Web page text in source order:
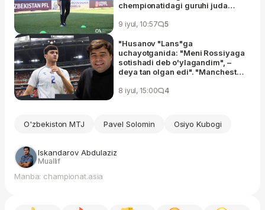
chempionatidagi guruhi juda
9 iyul, 10:57 5
"Husanov "Lans"ga
uchayotganida: "Meni Rossiyaga
sotishadi deb o'ylagandim", –
deya tan olgan edi". "Manchester
hikoyalari
8 iyul, 15:00 4
O'zbekiston MTJ Pavel Solomin Osiyo Kubogi
Iskandarov Abdulaziz
Muallif
Manba: championat.asia